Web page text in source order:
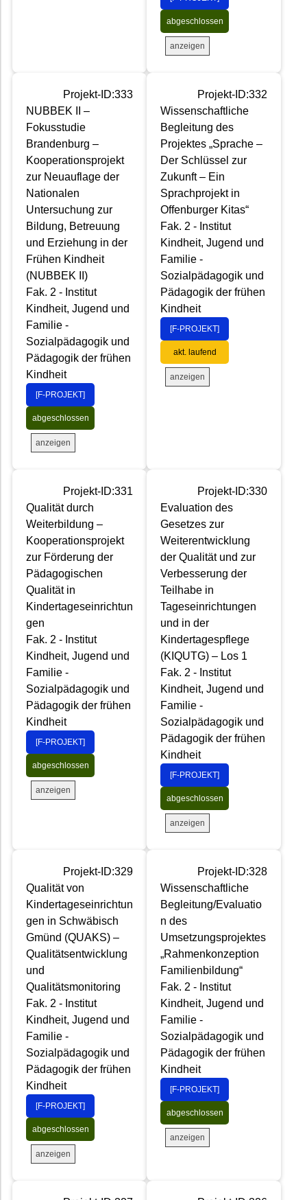
abgeschlossen
anzeigen
Projekt-ID:333
NUBBEK II –
Fokusstudie
Brandenburg –
Kooperationsprojekt
zur Neuauflage der
Nationalen
Untersuchung zur
Bildung, Betreuung
und Erziehung in der
Frühen Kindheit
(NUBBEK II)
Fak. 2 - Institut
Kindheit, Jugend und
Familie -
Sozialpädagogik und
Pädagogik der frühen
Kindheit
[F-PROJEKT]
abgeschlossen
anzeigen
Projekt-ID:332
Wissenschaftliche
Begleitung des
Projektes „Sprache –
Der Schlüssel zur
Zukunft – Ein
Sprachprojekt in
Offenburger Kitas“
Fak. 2 - Institut
Kindheit, Jugend und
Familie -
Sozialpädagogik und
Pädagogik der frühen
Kindheit
[F-PROJEKT]
akt. laufend
anzeigen
Projekt-ID:331
Qualität durch
Weiterbildung –
Kooperationsprojekt
zur Förderung der
Pädagogischen
Qualität in
Kindertageseinrichtun
gen
Fak. 2 - Institut
Kindheit, Jugend und
Familie -
Sozialpädagogik und
Pädagogik der frühen
Kindheit
[F-PROJEKT]
abgeschlossen
anzeigen
Projekt-ID:330
Evaluation des
Gesetzes zur
Weiterentwicklung
der Qualität und zur
Verbesserung der
Teilhabe in
Tageseinrichtungen
und in der
Kindertagespflege
(KIQUTG) – Los 1
Fak. 2 - Institut
Kindheit, Jugend und
Familie -
Sozialpädagogik und
Pädagogik der frühen
Kindheit
[F-PROJEKT]
abgeschlossen
anzeigen
Projekt-ID:329
Qualität von
Kindertageseinrichtun
gen in Schwäbisch
Gmünd (QUAKS) –
Qualitätsentwicklung
und
Qualitätsmonitoring
Fak. 2 - Institut
Kindheit, Jugend und
Familie -
Sozialpädagogik und
Pädagogik der frühen
Kindheit
[F-PROJEKT]
abgeschlossen
anzeigen
Projekt-ID:328
Wissenschaftliche
Begleitung/Evaluatio
n des
Umsetzungsprojektes
„Rahmenkonzeption
Familienbildung“
Fak. 2 - Institut
Kindheit, Jugend und
Familie -
Sozialpädagogik und
Pädagogik der frühen
Kindheit
[F-PROJEKT]
abgeschlossen
anzeigen